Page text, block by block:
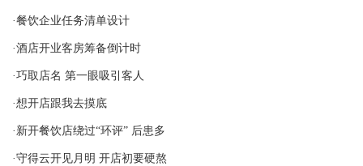
·餐饮企业任务清单设计
·酒店开业客房筹备倒计时
·巧取店名 第一眼吸引客人
·想开店跟我去摸底
·新开餐饮店绕过“环评” 后患多
·守得云开见月明 开店初要硬熬